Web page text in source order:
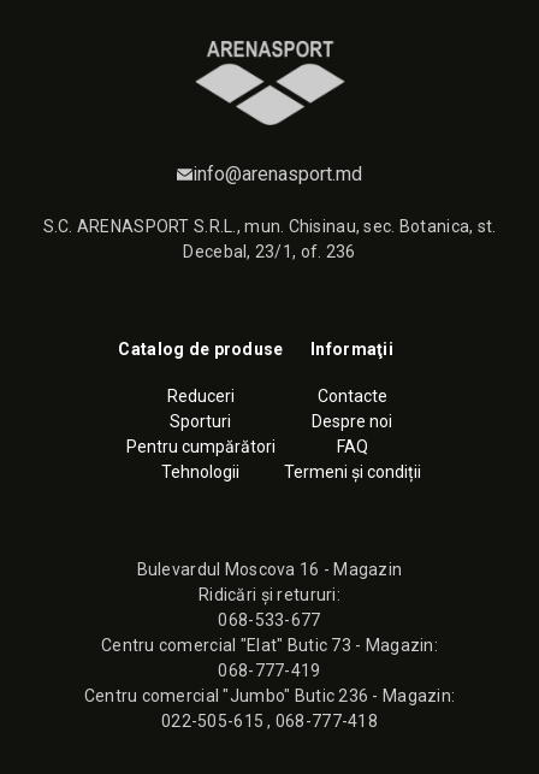
info@arenasport.md
S.C. ARENASPORT S.R.L., mun. Chisinau, sec. Botanica, st.
Decebal, 23/1, of. 236
Catalog de produse
Reduceri
Sporturi
Pentru cumpărători
Tehnologii
Informaţii
Contacte
Despre noi
FAQ
Termeni și condiții
Bulevardul Moscova 16 - Magazin
Ridicări și retururi:
068-533-677
Сentru comercial "Elat" Butic 73 - Magazin:
068-777-419
Сentru comercial "Jumbo" Butic 236 - Magazin:
022-505-615, 068-777-418